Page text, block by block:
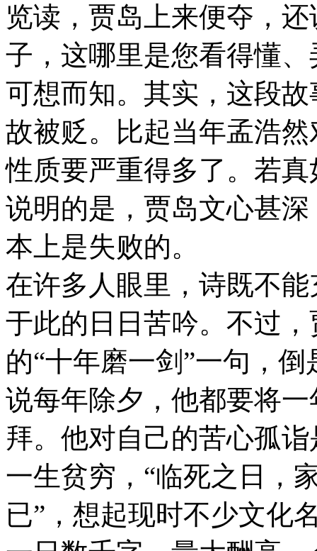
览读，贾岛上来便夺，
子，这哪里是您看得懂
可想而知。其实，这段
故被贬。比起当年孟浩
性质要严重得多了。若
说明的是，贾岛文心甚
本上是失败的。
在许多人眼里，诗既不
于此的日日苦吟。不过
的“十年磨一剑”一句，
说每年除夕，他都要将
拜。他对自己的苦心孤
一生贫穷，“临死之日，
已”，想起现时不少文化